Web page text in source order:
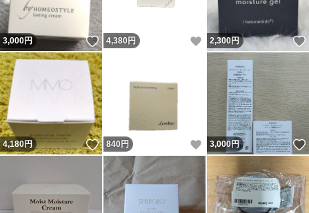
3,000円 いいね！
4,380 円 いいね！
2,300円
4,180円 いいね！
840 円 いいね！
3,000円